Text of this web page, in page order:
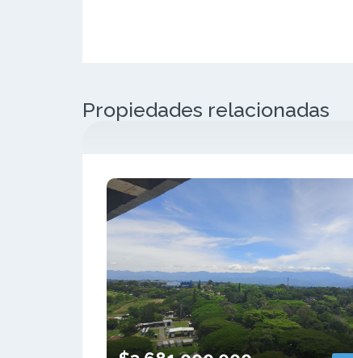
Propiedades relacionadas